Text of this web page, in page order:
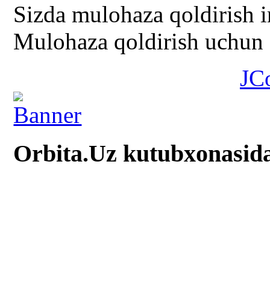
Sizda mulohaza qoldirish
Mulohaza qoldirish
Orbita.Uz